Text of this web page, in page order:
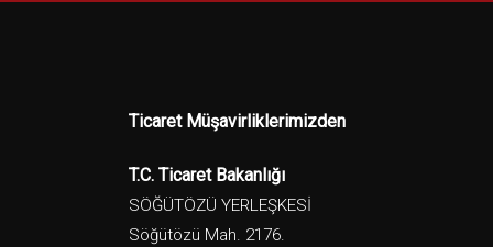
Ticaret Müşavirliklerimizden
T.C. Ticaret Bakanlığı
SÖĞÜTÖZÜ YERLEŞKESİ
Söğütözü Mah. 2176.